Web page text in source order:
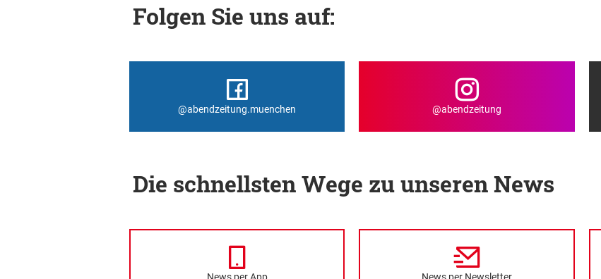
Folgen Sie uns auf:
@abendzeitung.muenchen @abendzeitung
Die schnellsten Wege zu unseren News